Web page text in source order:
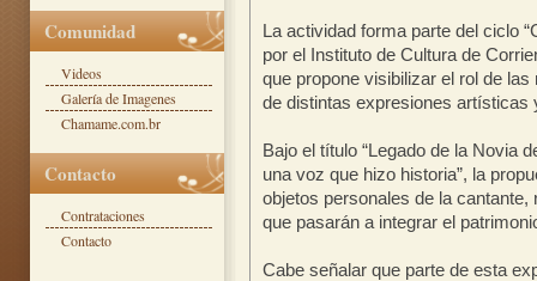
La actividad forma parte del ciclo
por el Instituto de Cultura de
que propone visibilizar el rol de
de distintas expresiones artísticas
Bajo el título “Legado de la Novia
una voz que hizo historia”, la
objetos personales de la
que pasarán a integrar el
Cabe señalar que parte de esta
Comunidad
Videos
Galería de Imagenes
Chamame.com.br
Contacto
Contrataciones
Contacto